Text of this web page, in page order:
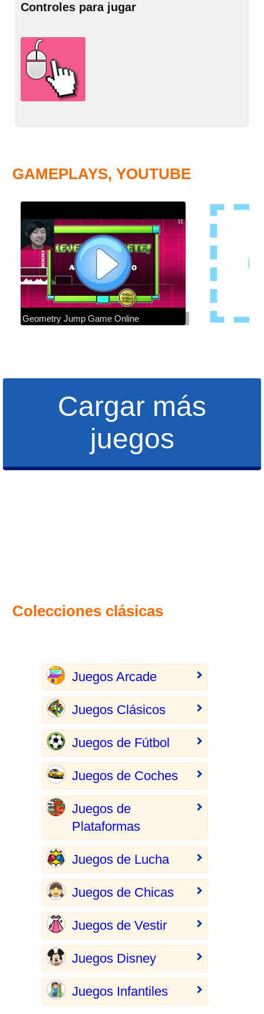
Controles para jugar
GAMEPLAYS, YOUTUBE
Geometry Jump Game Online
Cargar más
juegos
Colecciones clásicas
Juegos Arcade
Juegos Clásicos
Juegos de Fútbol
Juegos de Coches
Juegos de
Plataformas
Juegos de Lucha
Juegos de Chicas
Juegos de Vestir
Juegos Disney
Juegos Infantiles